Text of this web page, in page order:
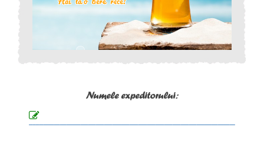
Numele expeditorului: